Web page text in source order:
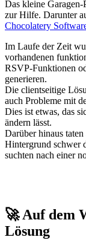
Das kleine
zur Hilfe. Darunter
Chocolatery
Im Laufe der Zeit
vorhandenen
RSVP-Funktionen
generieren.
Die clientseitige
auch Probleme mit
Dies ist etwas, das
ändern lässt.
Darüber hinaus
Hintergrund schwer
suchten nach einer
🚀 Auf dem
Lösung